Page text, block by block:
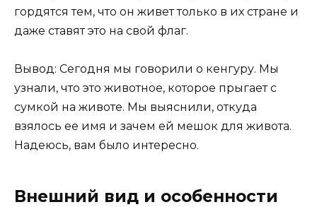
гордятся тем, что он живет только в их стране и
даже ставят это на свой флаг.
Вывод: Сегодня мы говорили о кенгуру. Мы
узнали, что это животное, которое прыгает с
сумкой на животе. Мы выяснили, откуда
взялось ее имя и зачем ей мешок для живота.
Надеюсь, вам было интересно.
Внешний вид и особенности